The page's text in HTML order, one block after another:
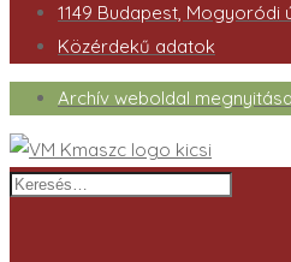
1149 Budapest, Mogyoródi
Közérdekű adatok
Archív weboldal
Keresés…